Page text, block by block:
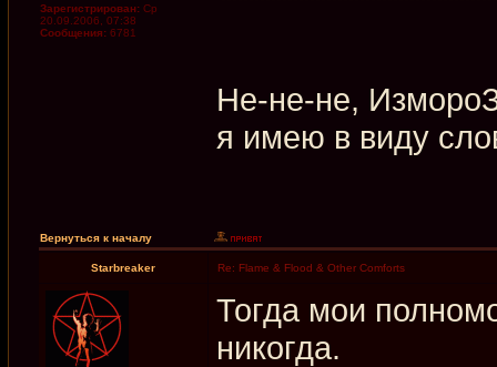
Зарегистрирован: Ср
20.09.2006, 07:38
Сообщения: 6781
Не-не-не,
я имею в виду
Вернуться к началу
Starbreaker Re: Flame & Flood & Other Comforts
Тогда мои
никогда.